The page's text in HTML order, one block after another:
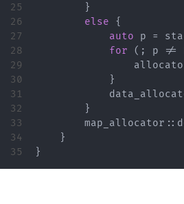
25
26
27
28
29
30
31
32
33
34
}
else
{
auto
p =
for
(; p !=
}
}
map_allocator ::
}
}